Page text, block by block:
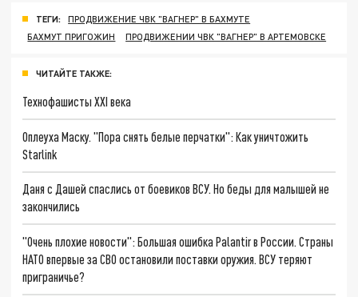
ТЕГИ:
ПРОДВИЖЕНИЕ ЧВК "ВАГНЕР" В БАХМУТЕ
БАХМУТ ПРИГОЖИН
ПРОДВИЖЕНИИ ЧВК "ВАГНЕР" В АРТЕМОВСКЕ
ЧИТАЙТЕ ТАКЖЕ:
Технофашисты XXI века
Оплеуха Маску. "Пора снять белые перчатки": Как уничтожить
Starlink
Даня с Дашей спаслись от боевиков ВСУ. Но беды для малышей не
закончились
"Очень плохие новости": Большая ошибка Palantir в России. Страны
НАТО впервые за СВО остановили поставки оружия. ВСУ теряют
приграничье?